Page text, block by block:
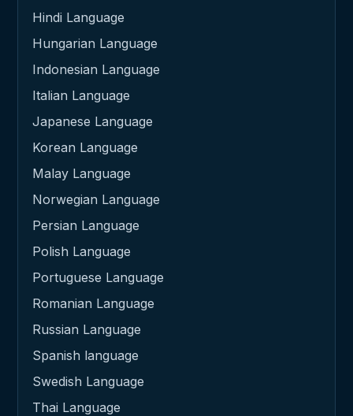
Hindi Language
Hungarian Language
Indonesian Language
Italian Language
Japanese Language
Korean Language
Malay Language
Norwegian Language
Persian Language
Polish Language
Portuguese Language
Romanian Language
Russian Language
Spanish language
Swedish Language
Thai Language